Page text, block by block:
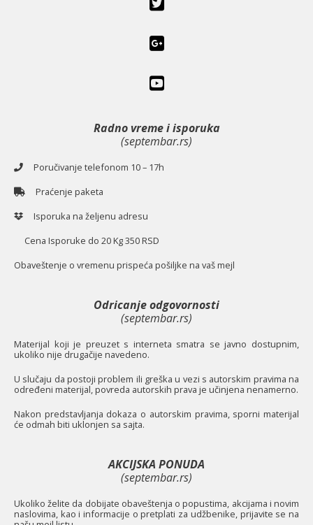
Radno vreme i isporuka
(septembar.rs)
Poručivanje telefonom 10 – 17h
Praćenje paketa
Isporuka na željenu adresu
Cena Isporuke do 20 Kg 350 RSD
Obaveštenje o vremenu prispeća pošiljke na vaš mejl
Odricanje odgovornosti
(septembar.rs)
Materijal koji je preuzet s interneta smatra se javno dostupnim,
ukoliko nije drugačije navedeno.
U slučaju da postoji problem ili greška u vezi s autorskim pravima na
određeni materijal, povreda autorskih prava je učinjena nenamerno.
Nakon predstavljanja dokaza o autorskim pravima, sporni materijal
će odmah biti uklonjen sa sajta.
AKCIJSKA PONUDA
(septembar.rs)
Ukoliko želite da dobijate obaveštenja o popustima, akcijama i novim
naslovima, kao i informacije o pretplati za udžbenike, prijavite se na